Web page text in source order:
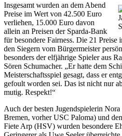
Insgesamt wurden an dem Abend
Preise im Wert von 42.500 Euro
verliehen, 15.000 Euro davon
allein an Preisen der Sparda-Bank
für besondere Fairness. Die 21 Preise
den Siegern vom Bürgermeister
besonders der elfjährige Spieler aus
Sören Schumacher. „Er hatte dem
Meisterschaftsspiel gesagt, dass er
gefoult worden sei. Das ist nicht nur
mutig. Respekt!“
Auch der besten Jugendspielerin
Bremen, vorher USC Paloma) und
Fiete Arp (HSV) wurden besondere